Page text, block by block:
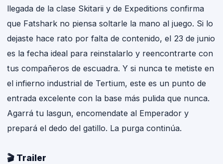
llegada de la clase Skitarii y de Expeditions confirma
que Fatshark no piensa soltarle la mano al juego. Si lo
dejaste hace rato por falta de contenido, el 23 de junio
es la fecha ideal para reinstalarlo y reencontrarte con
tus compañeros de escuadra. Y si nunca te metiste en
el infierno industrial de Tertium, este es un punto de
entrada excelente con la base más pulida que nunca.
Agarrá tu lasgun, encomendate al Emperador y
prepará el dedo del gatillo. La purga continúa.
🎬 Trailer